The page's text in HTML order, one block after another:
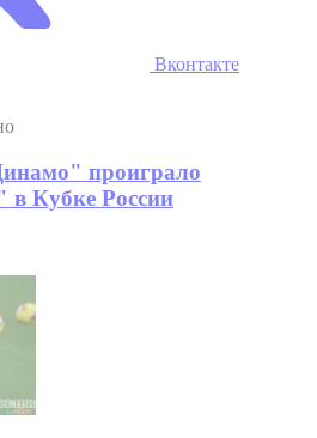
Вконтакте
проиграло
Кубке России